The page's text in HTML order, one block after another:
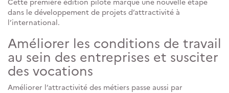
dans le développement de projets d’attractivité à
l’international.
Améliorer les conditions de travail
au sein des entreprises et susciter
des vocations
Améliorer l’attractivité des métiers passe aussi par